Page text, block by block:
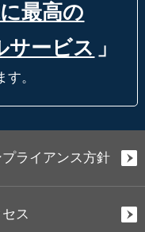
最高の
サービス 」
。
プライアンス方針
ス